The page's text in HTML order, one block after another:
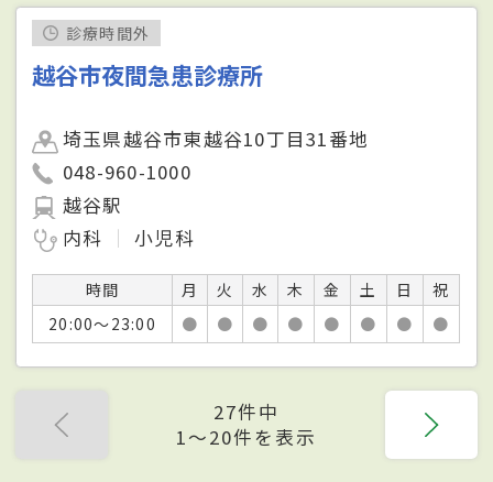
診療時間外
越谷市夜間急患診療所
埼玉県越谷市東越谷10丁目31番地
048-960-1000
越谷駅
内科
小児科
時間 月 火 水 木 金 土 日
祝
20:00～23:00
● ● ● ● ● ● ● ●
27件中
1〜20件を表示